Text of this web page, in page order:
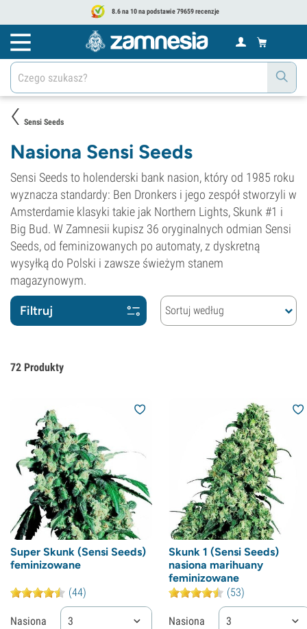
8.6 na 10 na podstawie 79659 recenzje
Sensi Seeds
Nasiona Sensi Seeds
Sensi Seeds to holenderski bank nasion, który od 1985 roku
wyznacza standardy: Ben Dronkers i jego zespół stworzyli w
Amsterdamie klasyki takie jak Northern Lights, Skunk #1 i
Big Bud. W Zamnesii kupisz 36 oryginalnych odmian Sensi
Seeds, od feminizowanych po automaty, z dyskretną
wysyłką do Polski i zawsze świeżym stanem
magazynowym.
Filtruj Sortuj według
72 Produkty
Super Skunk (Sensi Seeds)
feminizowane
(44)
Nasiona 3
Skunk 1 (Sensi Seeds)
nasiona marihuany
feminizowane
(53)
Nasiona 3